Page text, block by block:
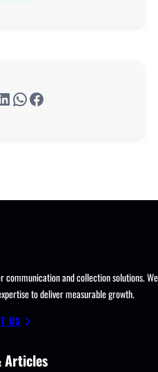
WhatsApp Facebook
communication and collection solutions. We
to deliver measurable growth.
US
Articles